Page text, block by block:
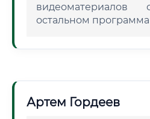
остальном программа
Артем Гордеев